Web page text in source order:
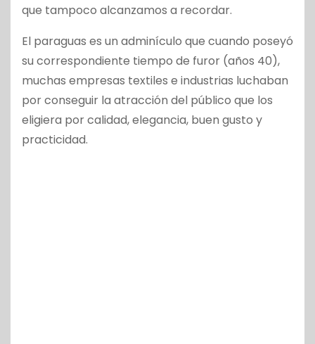
que tampoco alcanzamos a recordar.
El paraguas es un adminículo que cuando poseyó
su correspondiente tiempo de furor (años 40),
muchas empresas textiles e industrias luchaban
por conseguir la atracción del público que los
eligiera por calidad, elegancia, buen gusto y
practicidad.